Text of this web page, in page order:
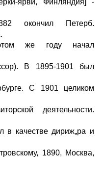
ярви, Финляндия] -
окончил Петерб.
этом же году начал
В 1895-1901 был
С 1901 целиком
деятельности.
в качестве дириж„ра и
1890, Москва,